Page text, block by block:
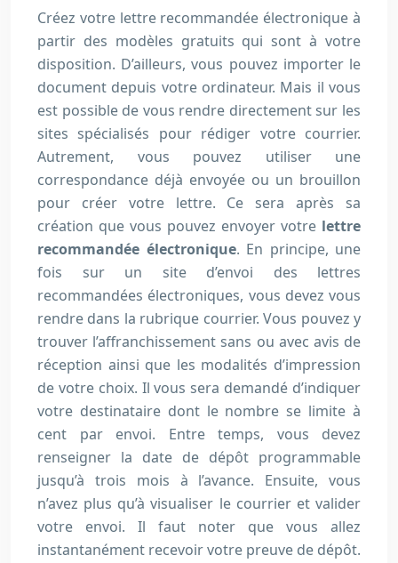
Créez votre lettre recommandée électronique à
partir des modèles gratuits qui sont à votre
disposition. D’ailleurs, vous pouvez importer le
document depuis votre ordinateur. Mais il vous
est possible de vous rendre directement sur les
sites spécialisés pour rédiger votre courrier.
Autrement, vous pouvez utiliser une
correspondance déjà envoyée ou un brouillon
pour créer votre lettre. Ce sera après sa
création que vous pouvez envoyer votre lettre
recommandée électronique. En principe, une
fois sur un site d’envoi des lettres
recommandées électroniques, vous devez vous
rendre dans la rubrique courrier. Vous pouvez y
trouver l’affranchissement sans ou avec avis de
réception ainsi que les modalités d’impression
de votre choix. Il vous sera demandé d’indiquer
votre destinataire dont le nombre se limite à
cent par envoi. Entre temps, vous devez
renseigner la date de dépôt programmable
jusqu’à trois mois à l’avance. Ensuite, vous
n’avez plus qu’à visualiser le courrier et valider
votre envoi. Il faut noter que vous allez
instantanément recevoir votre preuve de dépôt.